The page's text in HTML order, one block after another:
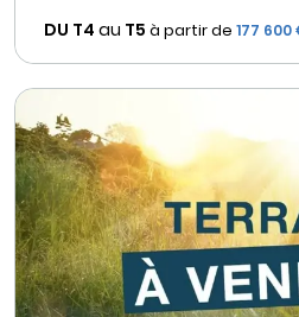
DU T4 au T5 à partir de 177 600